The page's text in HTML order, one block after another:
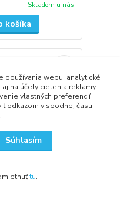
Skladom u nás
košíka
používania webu, analytické
na účely cielenia reklamy
vlastných preferencií
odkazom v spodnej časti
Súhlasím
tu.